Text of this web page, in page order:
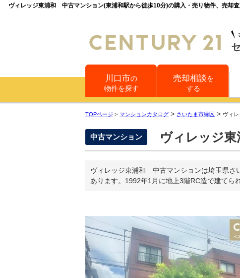
ヴィレッジ東浦和 中古マンション(東浦和駅から徒歩10分)の購入・売り物件、売却
川口市の
物件を探す
売却相談を
する
TOPページ > マンションカタログ > さいたま市緑区 > ヴィ
中古マンション ヴィレッジ
ヴィレッジ東浦和 中古マンションは埼玉県さ
あります。1992年1月に地上3階RC造で建てら